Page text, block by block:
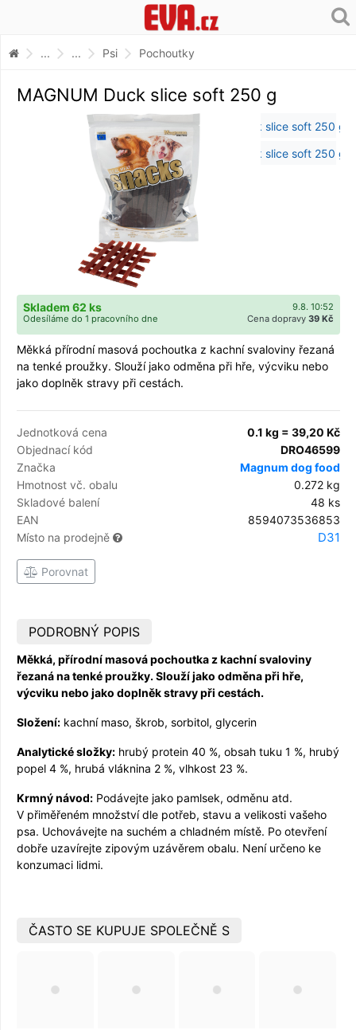
... ... Psi Pochoutky
MAGNUM Duck slice soft 250 g
9.8. 10:52
Skladem 62 ks
Cena dopravy 39 Kč
Odesíláme do 1 pracovního dne
Měkká přírodní masová pochoutka z kachní svaloviny řezaná
na tenké proužky. Slouží jako odměna při hře, výcviku nebo
jako doplněk stravy při cestách.
Jednotková cena
0.1 kg = 39,20 Kč
Objednací kód
DRO46599
Značka
Magnum dog food
Hmotnost vč. obalu
0.272 kg
Skladové balení
48 ks
EAN
8594073536853
Místo na prodejně
D31
Porovnat
PODROBNÝ POPIS
Měkká, přírodní masová pochoutka z kachní svaloviny
řezaná na tenké proužky. Slouží jako odměna při hře,
výcviku nebo jako doplněk stravy při cestách.
Složení: kachní maso, škrob, sorbitol, glycerin
Analytické složky: hrubý protein 40 %, obsah tuku 1 %, hrubý
popel 4 %, hrubá vláknina 2 %, vlhkost 23 %.
Krmný návod: Podávejte jako pamlsek, odměnu atd.
V přiměřeném množství dle potřeb, stavu a velikosti vašeho
psa. Uchovávejte na suchém a chladném místě. Po otevření
dobře uzavírejte zipovým uzávěrem obalu. Není určeno ke
konzumaci lidmi.
ČASTO SE KUPUJE SPOLEČNĚ S